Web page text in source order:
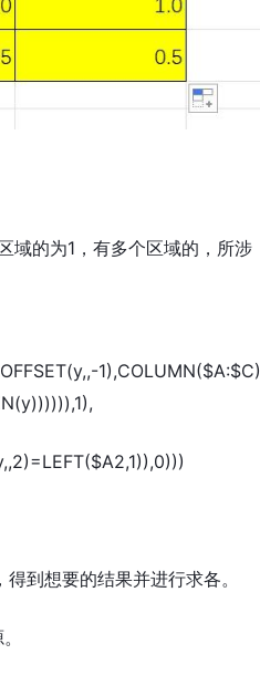
域的为1，有多个区域的，所涉
1),COLUMN($A:$C)
到想要的结果并进行求各。